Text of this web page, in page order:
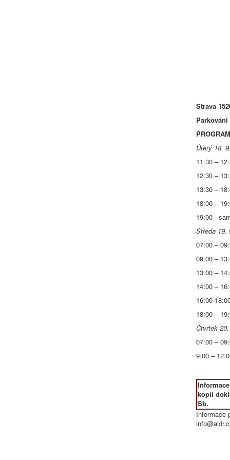
Strava
Úterý 18.
11:30 –
12:30 –
13:30 –
18:00 –
19:00 -
Středa 19.
07:00 –
09:00 –
13:00 –
14:00 –
16:00-
18:00 –
Čtvrtek
07:00 –
9:00 –
kopii
Sb.
Informace